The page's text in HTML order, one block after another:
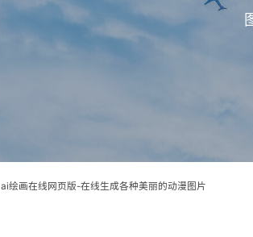
ai绘画在线网页版-在线生成各种美丽的动漫图片